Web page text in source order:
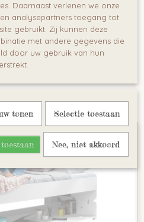
3 delige
is vervaardigd…
Daarnaast verlenen we onze
analysepartners toegang tot
gebruikt. Zij kunnen deze
met andere gegevens die
door uw gebruik van hun
tonen Selectie toestaan
Nee, niet akkoord